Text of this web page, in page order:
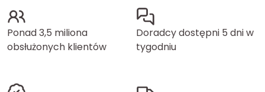
Ponad 3,5 miliona
obsłużonych klientów
Doradcy dostępni 5 dni w
tygodniu